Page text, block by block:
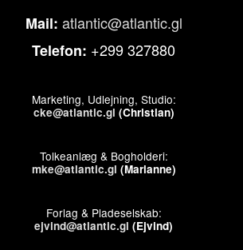
Mail: atlantic@atlantic.gl
Telefon: +299 327880
Marketing, Udlejning, Studio:
cke@atlantic.gl (Christian)
Tolkeanlæg & Bogholderi:
mke@atlantic.gl (Marianne)
Forlag & Pladeselskab:
ejvind@atlantic.gl (Ejvind)